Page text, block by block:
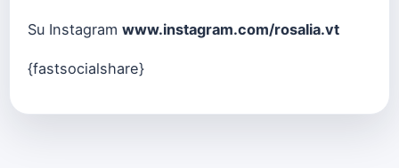
Su Instagram www.instagram.com/rosalia.vt
{fastsocialshare}